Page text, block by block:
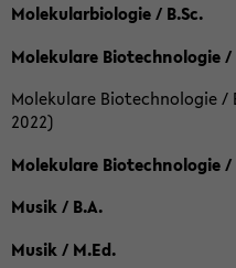
Molekularbiologie / B.Sc.
Molekulare Biotechnologie /
Molekulare Biotechnologie /
2022)
Molekulare Biotechnologie /
Musik / B.A.
Musik / M.Ed.